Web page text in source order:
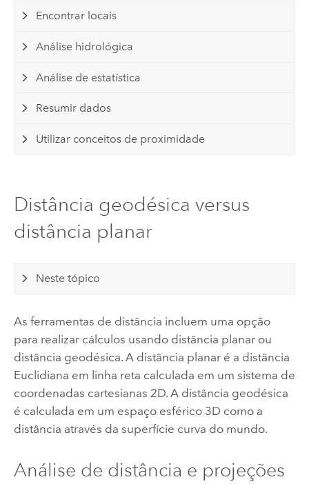
Encontrar locais
Análise hidrológica
Análise de estatística
Resumir dados
Utilizar conceitos de proximidade
Distância geodésica versus
distância planar
Neste tópico
As ferramentas de distância incluem uma opção
para realizar cálculos usando distância planar ou
distância geodésica. A distância planar é a distância
Euclidiana em linha reta calculada em um sistema de
coordenadas cartesianas 2D. A distância geodésica
é calculada em um espaço esférico 3D como a
distância através da superfície curva do mundo.
Análise de distância e projeções